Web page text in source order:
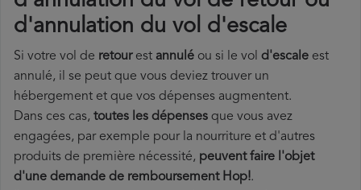
d'annulation du vol d'escale
Si votre vol de retourest annulé ou si le vol d'escale est
annulé, il se peut que vous deviez trouver un
hébergement et que vos dépenses augmentent.
Dans ces cas, toutes les dépenses que vous avez
engagées, par exemple pour la nourriture et d'autres
produits de première nécessité, peuvent faire l'objet
d'une demande de remboursement Hop!.